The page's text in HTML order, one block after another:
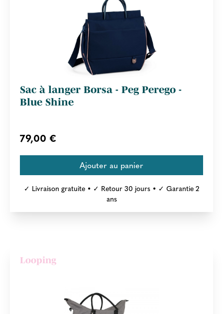
Sac à langer Borsa - Peg Perego -
Blue Shine
79,00 €
✓ Livraison gratuite • ✓ Retour 30 jours • ✓ Garantie 2
ans
Looping